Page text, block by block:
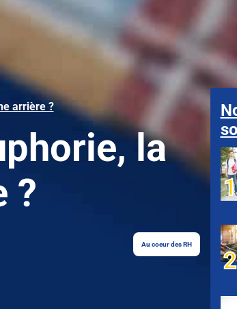
arrière ?
la
?
Au coeur des RH